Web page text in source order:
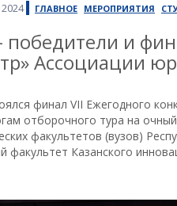
ГЛАВНОЕ МЕРОПРИЯТИЯ
и
Ассоциации
финал VII Ежегодного
отборочного тура на
факультетов (вузов)
факультет Казанского